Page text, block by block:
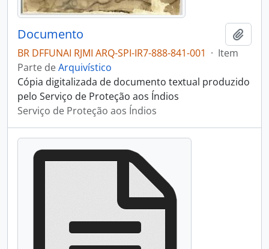
Documento
BR DFFUNAI RJMI ARQ-SPI-IR7-888-841-001 · Item
Parte deArquivístico
Cópia digitalizada de documento textual produzido
pelo Serviço de Proteção aos Índios
Serviço de Proteção aos Índios